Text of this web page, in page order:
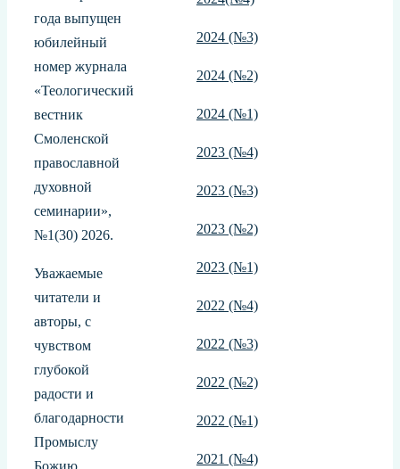
года выпущен
юбилейный
номер журнала
«Теологический
вестник
Смоленской
православной
духовной
семинарии»,
№1(30) 2026.
Уважаемые
читатели и
авторы, с
чувством
глубокой
радости и
благодарности
Промыслу
Божию,
2024 (№3)
2024 (№2)
2024 (№1)
2023 (№4)
2023 (№3)
2023 (№2)
2023 (№1)
2022 (№4)
2022 (№3)
2022 (№2)
2022 (№1)
2021 (№4)